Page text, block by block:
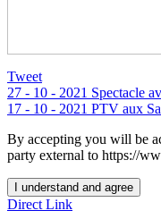
Tweet
27 - 10 - 2021 Spectacle
17 - 10 - 2021 PTV aux
By accepting you will be
party external to https://
I understand and agree
Direct Link